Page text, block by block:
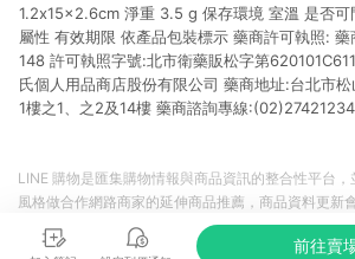
1.2x15x2.6cm 淨重 3.5 g 保存環境 室溫 是否可
屬性 有效期限 依產品包裝標示 藥商許可執照:
148 許可執照字號:北市衛藥販松字第
氏個人用品商店股份有限公司 藥商地址:台北市
1樓之1、之2及14樓 藥商諮詢專線:(02)27421234
前往賣
LINE 購物是匯集購物情報與商品資訊的整合性平台
風格做合作網路商家的延伸商品推薦，商品資料更新
商品至各合作網路商家，確認現售價與購物條件，一
準。